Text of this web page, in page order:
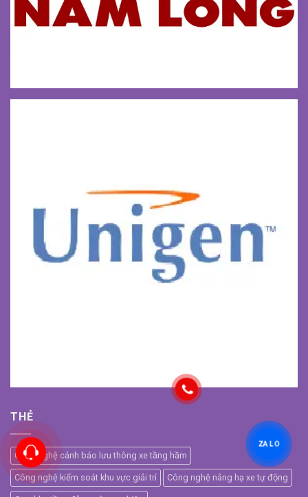
THẺ
Công nghệ cảnh báo lưu thông xe tầng hầm
Công nghệ kiểm soát khu vực giải trí Công nghệ nâng hạ xe tự động
ZALO